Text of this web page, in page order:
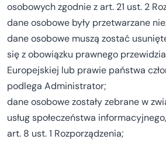
osobowych zgodnie z art. 21 ust. 2
dane osobowe były przetwarzane
dane osobowe muszą zostać
się z obowiązku prawnego
Europejskiej lub prawie państwa
podlega Administrator;
dane osobowe zostały zebrane w
usług społeczeństwa
art. 8 ust. 1 Rozporządzenia;